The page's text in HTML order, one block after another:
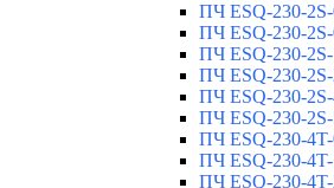
ПЧ ESQ-230-
ПЧ ESQ-230-
ПЧ ESQ-230-
ПЧ ESQ-230-
ПЧ ESQ-230-
ПЧ ESQ-230-
ПЧ ESQ-230-
ПЧ ESQ-230-
ПЧ ESQ-230-